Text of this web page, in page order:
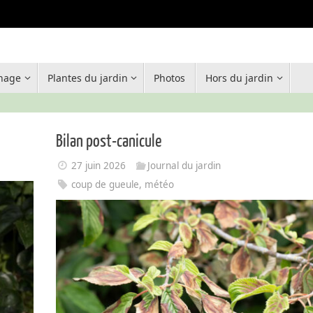
Plantes du jardin Photos Hors du jardin
Bilan post-canicule
27 juin 2026
Journal du jardin
coup de gueule, météo